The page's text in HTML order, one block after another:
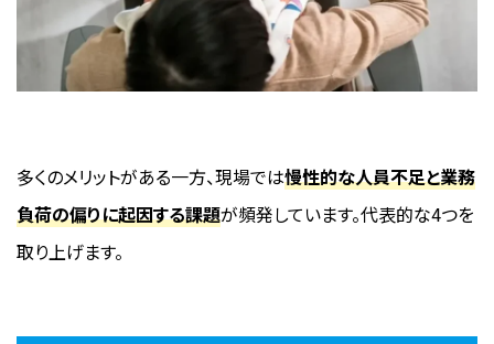
多くのメリットがある一方、現場では慢性的な人員不足と業務
負荷の偏りに起因する課題が頻発しています。代表的な4つを
取り上げます。